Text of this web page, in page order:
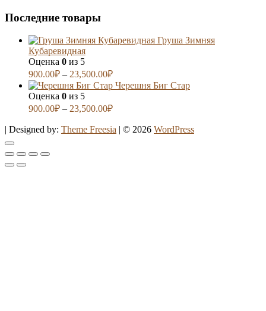
Последние товары
Груша Зимняя
Кубаревидная
Оценка 0 из 5
900.00₽ – 23,500.00₽
Черешня Биг Стар
Оценка 0 из 5
900.00₽ – 23,500.00₽
| Designed by: Theme Freesia | © 2026 WordPress
Go
to
top